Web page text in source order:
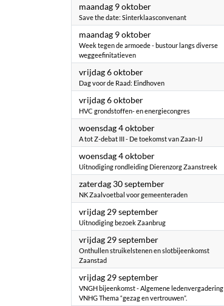
maandag 9 oktober2023
Save the date: Sinterklaasconvenant
maandag 9 oktober2023
Week tegen de armoede - bustour langs diverse
weggeefinitatieven
vrijdag 6 oktober2023
Dag voor de Raad: Eindhoven
vrijdag 6 oktober2023
HVC grondstoffen- en energiecongres
woensdag 4 oktober2023
A tot Z-debat III - De toekomst van Zaan-IJ
woensdag 4 oktober2023
Uitnodiging rondleiding Dierenzorg Zaanstreek
zaterdag 30 september2023
NK Zaalvoetbal voor gemeenteraden
vrijdag 29 september2023
Uitnodiging bezoek Zaanbrug
vrijdag 29 september2023
Onthullen struikelstenen en slotbijeenkomst
Zaanstad
vrijdag 29 september2023
VNGH bijeenkomst - Algemene ledenvergadering
VNHG Thema “gezag en vertrouwen”.